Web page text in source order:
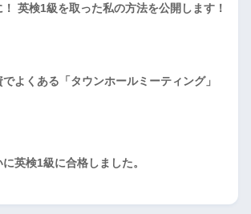
！ 英検1級を取った私の方法を公開します！
でよくある「タウンホールミーティング」
に英検1級に合格しました。